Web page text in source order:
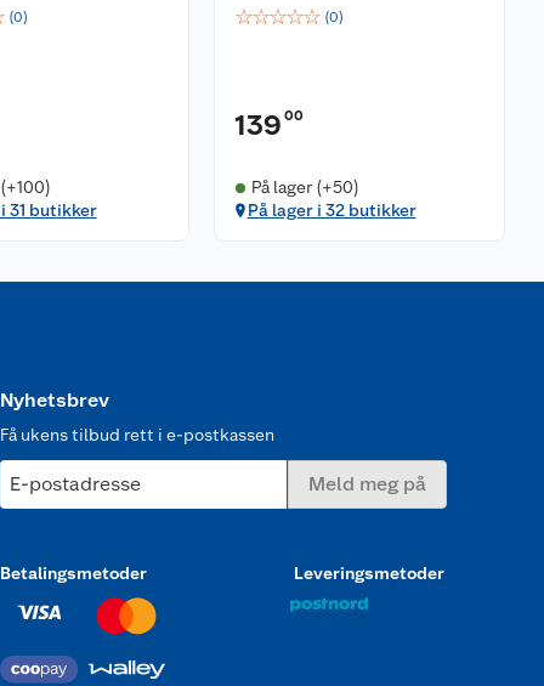
(0)
31 butikker
☆☆☆☆☆ (0)
139 00
På lager (+50)
På lager i 32 butikker
Nyhetsbrev
Få ukens tilbud rett i e-postkassen
E-postadresse Meld meg på
Betalingsmetoder Leveringsmetoder